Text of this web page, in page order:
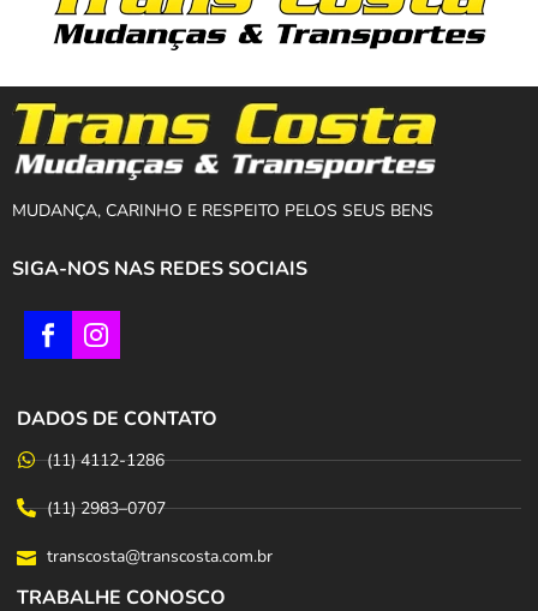
MUDANÇA, CARINHO E RESPEITO PELOS SEUS BENS
SIGA-NOS NAS REDES SOCIAIS
DADOS DE CONTATO
(11) 4112-1286
(11) 2983–0707
transcosta@transcosta.com.br
TRABALHE CONOSCO